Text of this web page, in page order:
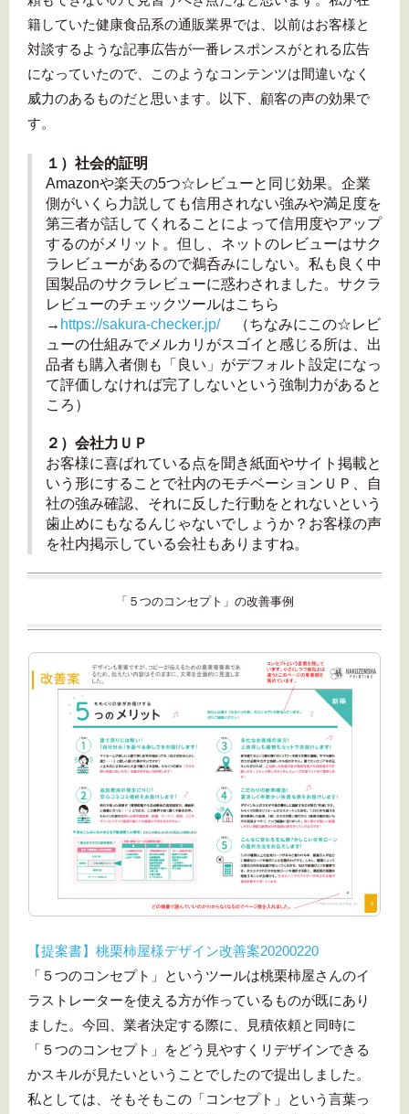
籍していた健康食品系の通販業界では、以前はお客様と
対談するような記事広告が一番レスポンスがとれる広告
になっていたので、このようなコンテンツは間違いなく
威力のあるものだと思います。以下、顧客の声の効果で
す。
１）社会的証明
Amazonや楽天の5つ☆レビューと同じ効果。企業
側がいくら力説しても信用されない強みや満足度を
第三者が話してくれることによって信用度やアップ
するのがメリット。但し、ネットのレビューはサク
ラレビューがあるので鵜呑みにしない。私も良く中
国製品のサクラレビューに惑わされました。サクラ
レビューのチェックツールはこちら
→ https://sakura-checker.jp/（ちなみにこの☆レビ
ューの仕組みでメルカリがスゴイと感じる所は、出
品者も購入者側も「良い」がデフォルト設定になっ
て評価しなければ完了しないという強制力があると
ころ）
２）会社力ＵＰ
お客様に喜ばれている点を聞き紙面やサイト掲載と
いう形にすることで社内のモチベーションＵＰ、自
社の強み確認、それに反した行動をとれないという
歯止めにもなるんじゃないでしょうか？お客様の声
を社内掲示している会社もありますね。
「５つのコンセプト」の改善事例
【提案書】桃栗柿屋様デザイン改善案20200220
「５つのコンセプト」というツールは桃栗柿屋さんのイ
ラストレーターを使える方が作っているものが既にあり
ました。今回、業者決定する際に、見積依頼と同時に
「５つのコンセプト」をどう見やすくリデザインできる
かスキルが見たいということでしたので提出しました。
私としては、そもそもこの「コンセプト」という言葉っ